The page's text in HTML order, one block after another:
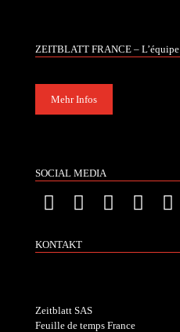
ZEITBLATT FRANCE – L’équipe
Mehr Infos
SOCIAL MEDIA
KONTAKT
Zeitblatt SAS
Feuille de temps France